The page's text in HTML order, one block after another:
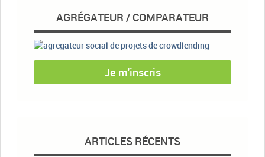
AGRÉGATEUR / COMPARATEUR
Je m'inscris
ARTICLES RÉCENTS